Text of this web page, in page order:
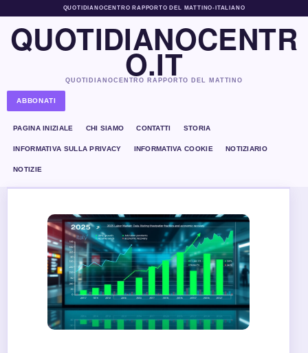
QUOTIDIANOCENTRO RAPPORTO DEL MATTINO• ITALIANO
QUOTIDIANOCENTR
O.IT
QUOTIDIANOCENTRO RAPPORTO DEL MATTINO
ABBONATI
PAGINA INIZIALE CHI SIAMO CONTATTI STORIA
INFORMATIVA SULLA PRIVACY INFORMATIVA COOKIE NOTIZIARIO
NOTIZIE